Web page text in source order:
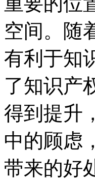
空间。随
有利于知
了知识产
得到提升
中的顾虑
带来的好